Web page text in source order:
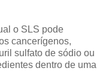
o SLS pode
cancerígenos,
sulfato de sódio ou
dentro de uma